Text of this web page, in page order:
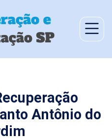
Antônio do